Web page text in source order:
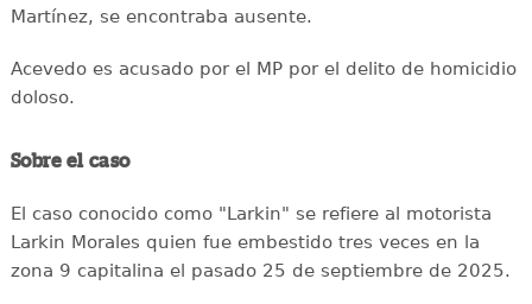
Martínez, se encontraba ausente.
Acevedo es acusado por el MP por el delito de homicidio
doloso.
Sobre el caso
El caso conocido como "Larkin" se refiere al motorista
Larkin Morales quien fue embestido tres veces en la
zona 9 capitalina el pasado 25 de septiembre de 2025.